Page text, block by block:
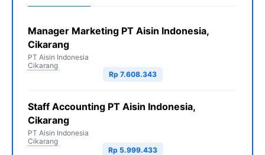
Manager Marketing PT Aisin Indonesia,
Cikarang
PT Aisin Indonesia
Cikarang
Rp 7.608.343
Staff Accounting PT Aisin Indonesia,
Cikarang
PT Aisin Indonesia
Cikarang
Rp 5.999.433